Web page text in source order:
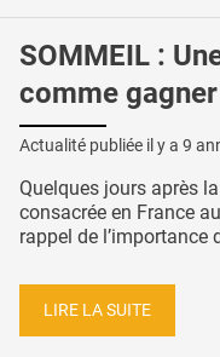
SOMMEIL :
comme
Actualité publiée il y a 9
Quelques jours après
consacrée en France
rappel de l’importance
LIRE LA SUITE